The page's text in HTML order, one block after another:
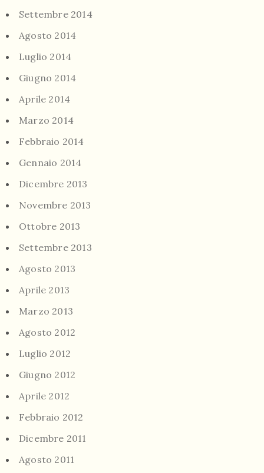
Settembre 2014
Agosto 2014
Luglio 2014
Giugno 2014
Aprile 2014
Marzo 2014
Febbraio 2014
Gennaio 2014
Dicembre 2013
Novembre 2013
Ottobre 2013
Settembre 2013
Agosto 2013
Aprile 2013
Marzo 2013
Agosto 2012
Luglio 2012
Giugno 2012
Aprile 2012
Febbraio 2012
Dicembre 2011
Agosto 2011